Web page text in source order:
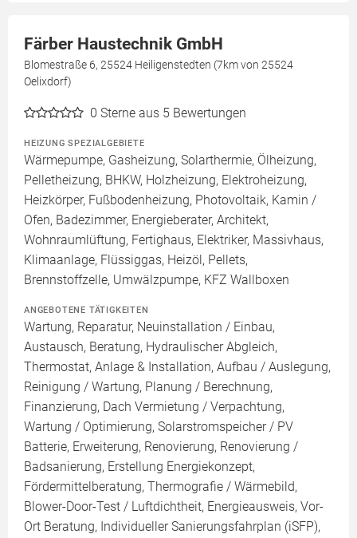
Färber Haustechnik GmbH
Blomestraße 6, 25524 Heiligenstedten (7km von 25524
Oelixdorf)
0 Sterne aus 5 Bewertungen
HEIZUNG SPEZIALGEBIETE
Wärmepumpe, Gasheizung, Solarthermie, Ölheizung,
Pelletheizung, BHKW, Holzheizung, Elektroheizung,
Heizkörper, Fußbodenheizung, Photovoltaik, Kamin /
Ofen, Badezimmer, Energieberater, Architekt,
Wohnraumlüftung, Fertighaus, Elektriker, Massivhaus,
Klimaanlage, Flüssiggas, Heizöl, Pellets,
Brennstoffzelle, Umwälzpumpe, KFZ Wallboxen
ANGEBOTENE TÄTIGKEITEN
Wartung, Reparatur, Neuinstallation / Einbau,
Austausch, Beratung, Hydraulischer Abgleich,
Thermostat, Anlage & Installation, Aufbau / Auslegung,
Reinigung / Wartung, Planung / Berechnung,
Finanzierung, Dach Vermietung / Verpachtung,
Wartung / Optimierung, Solarstromspeicher / PV
Batterie, Erweiterung, Renovierung, Renovierung /
Badsanierung, Erstellung Energiekonzept,
Fördermittelberatung, Thermografie / Wärmebild,
Blower-Door-Test / Luftdichtheit, Energieausweis, Vor-
Ort Beratung, Individueller Sanierungsfahrplan (iSFP),